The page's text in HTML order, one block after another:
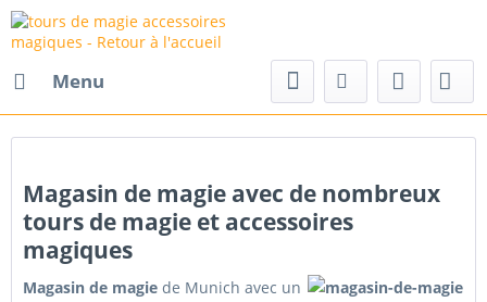
Menu
Magasin de magie avec de nombreux
tours de magie et accessoires
magiques
Magasin de magie de Munich avec un